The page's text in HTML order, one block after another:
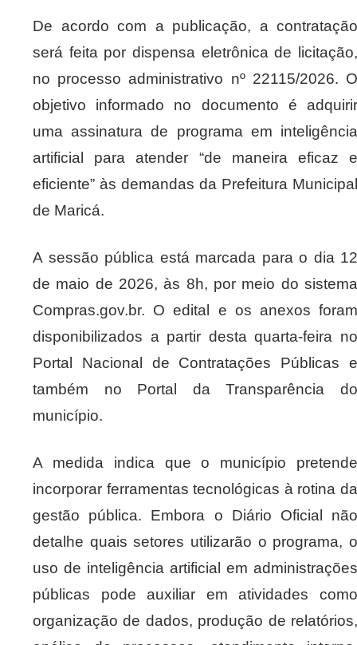
De acordo com a publicação, a contratação
será feita por dispensa eletrônica de licitação,
no processo administrativo nº 22115/2026. O
objetivo informado no documento é adquirir
uma assinatura de programa em inteligência
artificial para atender “de maneira eficaz e
eficiente” às demandas da Prefeitura Municipal
de Maricá.
A sessão pública está marcada para o dia 12
de maio de 2026, às 8h, por meio do sistema
Compras.gov.br. O edital e os anexos foram
disponibilizados a partir desta quarta-feira no
Portal Nacional de Contratações Públicas e
também no Portal da Transparência do
município.
A medida indica que o município pretende
incorporar ferramentas tecnológicas à rotina da
gestão pública. Embora o Diário Oficial não
detalhe quais setores utilizarão o programa, o
uso de inteligência artificial em administrações
públicas pode auxiliar em atividades como
organização de dados, produção de relatórios,